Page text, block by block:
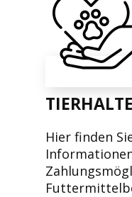
Hier finden